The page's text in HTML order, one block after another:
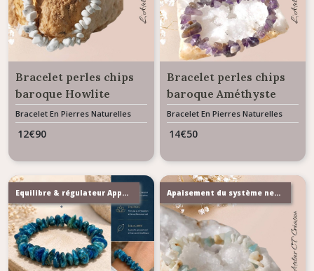
Bracelet perles chips
baroque Howlite
Magnésite
Bracelet En Pierres Naturelles
12€90
Bracelet perles chips
baroque Améthyste
Bracelet En Pierres Naturelles
14€50
Equilibre & régulateur Appétit Apaisement du système nerveux